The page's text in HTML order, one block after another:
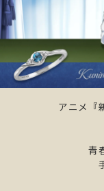
アニメ『
青